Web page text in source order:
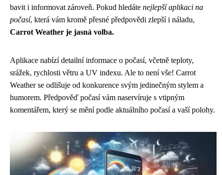
bavit i informovat zároveň. Pokud hledáte nejlepší aplikaci na
počasí, která vám kromě přesné předpovědi zlepší i náladu,
Carrot Weather je jasná volba.
Aplikace nabízí detailní informace o počasí, včetně teploty,
srážek, rychlosti větru a UV indexu. Ale to není vše! Carrot
Weather se odlišuje od konkurence svým jedinečným stylem a
humorem. Předpověď počasí vám naservíruje s vtipným
komentářem, který se mění podle aktuálního počasí a vaší polohy.